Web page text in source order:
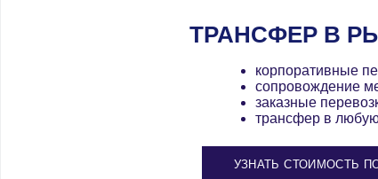
ТРАНСФЕР В
корпоративные
сопровождение
заказные
трансфер в
УЗНАТЬ СТОИМОСТЬ